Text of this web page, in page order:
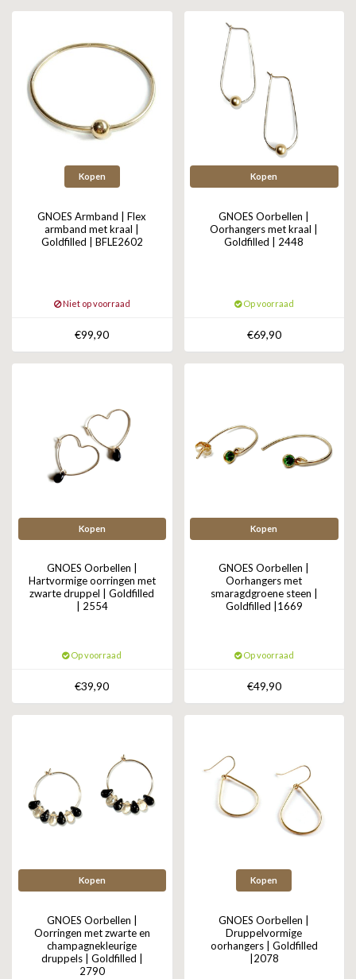
GNOES
YMALA
REBEL & ROSE
SILK | SALE
KARMA
ZAG BIJOUX
KAPTEN & SON
SER INTREPIDA | SS25
HORLOGE
SALE
CADEAUTJES TOT € 50
CADEAUTJES TOT € 100
CADEAUTJES VANAF € 100
Kopen
GNOES Armband | Flex
armband met kraal |
Goldfilled | BFLE2602
Niet op voorraad
€99,90
Kopen
GNOES Oorbellen |
Oorhangers met kraal |
Goldfilled | 2448
Op voorraad
€69,90
Kopen
GNOES Oorbellen |
Hartvormige oorringen met
zwarte druppel | Goldfilled
| 2554
Op voorraad
€39,90
Kopen
GNOES Oorbellen |
Oorhangers met
smaragdgroene steen |
Goldfilled |1669
Op voorraad
€49,90
Kopen
GNOES Oorbellen |
Oorringen met zwarte en
champagnekleurige
druppels | Goldfilled |
2790
Kopen
GNOES Oorbellen |
Druppelvormige
oorhangers | Goldfilled
|2078